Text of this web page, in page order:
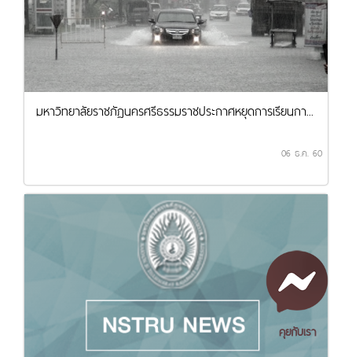
มหาวิทยาลัยราชภัฏนครศรีธรรมราชประกาศหยุดการเรียนกา...
06 ธ.ค. 60
คุยกับเรา